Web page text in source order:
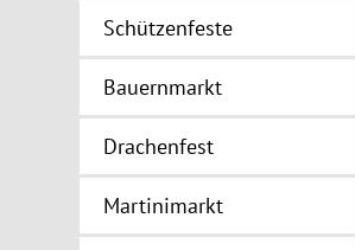
Schützenfeste
Bauernmarkt
Drachenfest
Martinimarkt